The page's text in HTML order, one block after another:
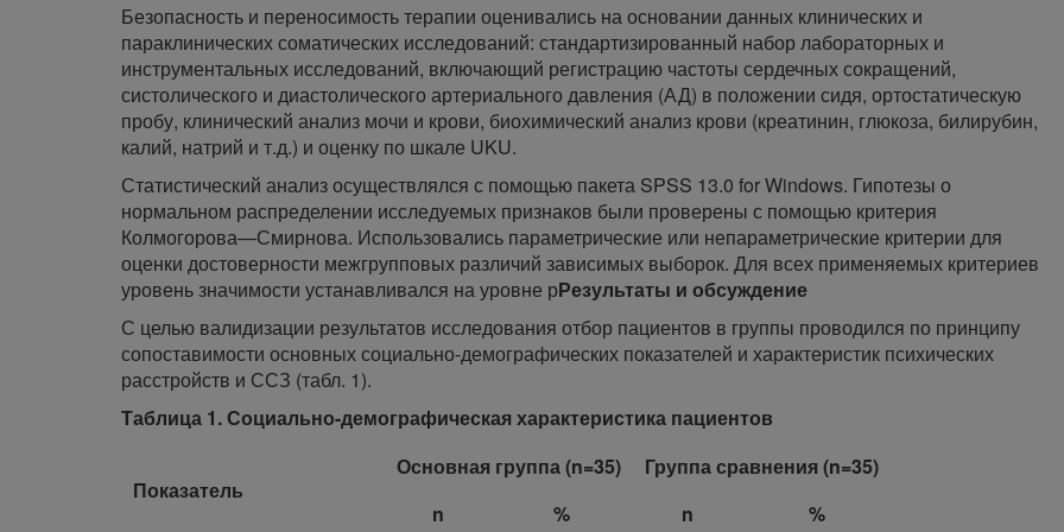
Безопасность и переносимость терапии оценивались на основании данных клинических и
параклинических соматических исследований: стандартизированный набор лабораторных и
инструментальных исследований, включающий регистрацию частоты сердечных сокращений,
систолического и диастолического артериального давления (АД) в положении сидя, ортостатическую
пробу, клинический анализ мочи и крови, биохимический анализ крови (креатинин, глюкоза, билирубин,
калий, натрий и т.д.) и оценку по шкале UKU.
Статистический анализ осуществлялся с помощью пакета SPSS 13.0 for Windows. Гипотезы о
нормальном распределении исследуемых признаков были проверены с помощью критерия
Колмогорова—Смирнова. Использовались параметрические или непараметрические критерии для
оценки достоверности межгрупповых различий зависимых выборок. Для всех применяемых критериев
уровень значимости устанавливался на уровне рРезультаты и обсуждение
С целью валидизации результатов исследования отбор пациентов в группы проводился по принципу
сопоставимости основных социально-демографических показателей и характеристик психических
расстройств и ССЗ (табл. 1).
Таблица 1. Социально-демографическая характеристика пациентов
Показатель
Основная группа (n=35)
Группа сравнения (n=35)
n
% n %